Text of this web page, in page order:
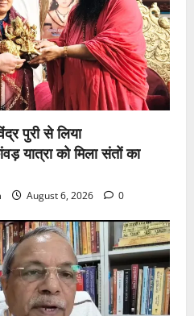
पुरी से लिया
यात्रा को मिला संतों का
August 6, 2026 0